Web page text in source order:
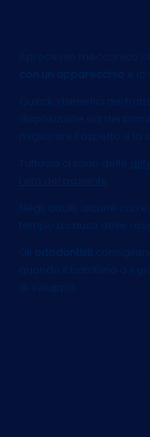
Il processo meccanico
con un apparecchio
è lo
Quindi, i benefici dei
disposizione sia dei
migliorare l’aspetto e la
Tuttavia ci sono delle
l’età del paziente
Negli adulti, alcune
tempo a causa delle
ortodontisti
quando il bambino o il
di sviluppo.